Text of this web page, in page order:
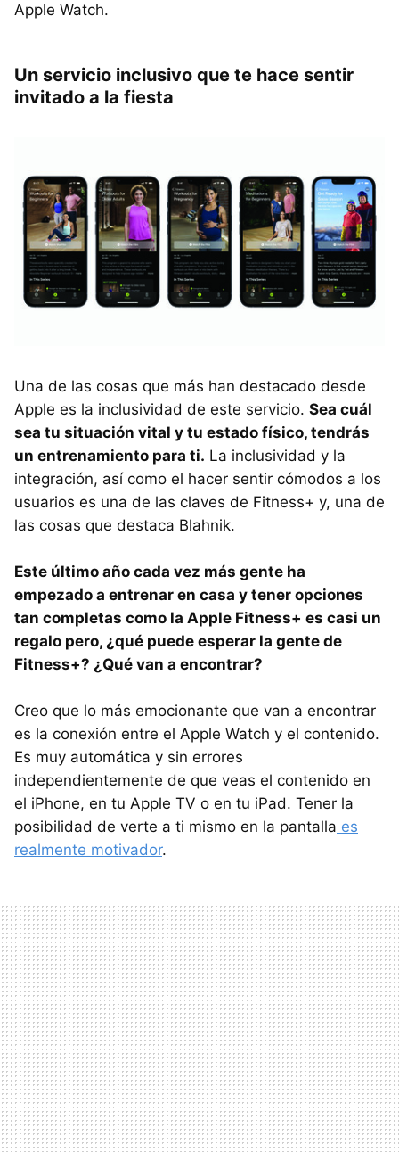
Apple Watch.
Un servicio inclusivo que te hace sentir
invitado a la fiesta
Una de las cosas que más han destacado desde
Apple es la inclusividad de este servicio. Sea cuál
sea tu situación vital y tu estado físico, tendrás
un entrenamiento para ti. La inclusividad y la
integración, así como el hacer sentir cómodos a los
usuarios es una de las claves de Fitness+ y, una de
las cosas que destaca Blahnik.
Este último año cada vez más gente ha
empezado a entrenar en casa y tener opciones
tan completas como la Apple Fitness+ es casi un
regalo pero, ¿qué puede esperar la gente de
Fitness+? ¿Qué van a encontrar?
Creo que lo más emocionante que van a encontrar
es la conexión entre el Apple Watch y el contenido.
Es muy automática y sin errores
independientemente de que veas el contenido en
el iPhone, en tu Apple TV o en tu iPad. Tener la
posibilidad de verte a ti mismo en la pantalla es
realmente motivador.